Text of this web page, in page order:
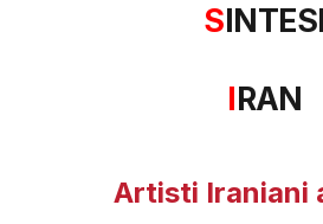
SINTESI
IRAN
Artisti Iraniani